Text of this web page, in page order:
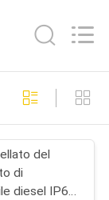
210
armato di
del
di
diesel IP67,